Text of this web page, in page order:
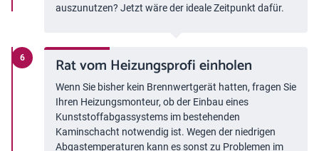
auszunutzen? Jetzt wäre der ideale Zeitpunkt dafür.
Rat vom Heizungsprofi einholen
Wenn Sie bisher kein Brennwertgerät hatten, fragen Sie
Ihren Heizungsmonteur, ob der Einbau eines
Kunststoffabgassystems im bestehenden
Kaminschacht notwendig ist. Wegen der niedrigen
Abgastemperaturen kann es sonst zu Problemen im